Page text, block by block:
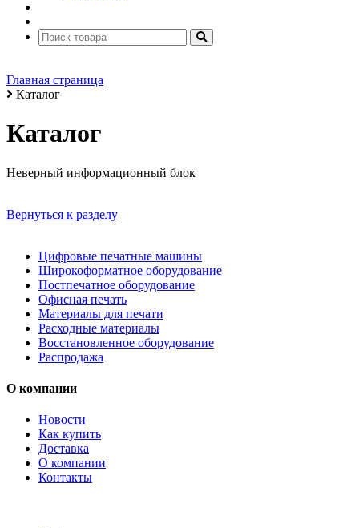
Главная страница
Каталог
Каталог
Неверный информационный блок
Вернуться к разделу
Цифровые печатные машины
Широкоформатное оборудование
Постпечатное оборудование
Офисная печать
Материалы для печати
Расходные материалы
Восстановленное оборудование
Распродажа
О компании
Новости
Как купить
Доставка
О компании
Контакты